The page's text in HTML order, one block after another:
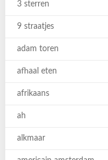
3 sterren
9 straatjes
adam toren
afhaal eten
afrikaans
ah
alkmaar